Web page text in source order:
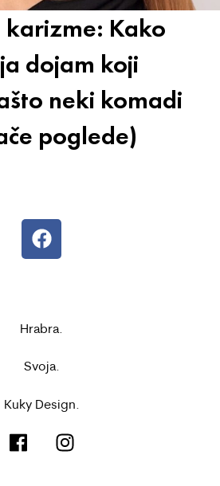
karizme: Kako
dojam koji
neki komadi
poglede)
Hrabra.
Svoja.
Kuky Design.